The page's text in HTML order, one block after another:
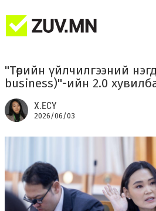
"Төрийн үйлчилгээний
business)"-ийн 2.0
Х.ЕСҮ
2026/06/03